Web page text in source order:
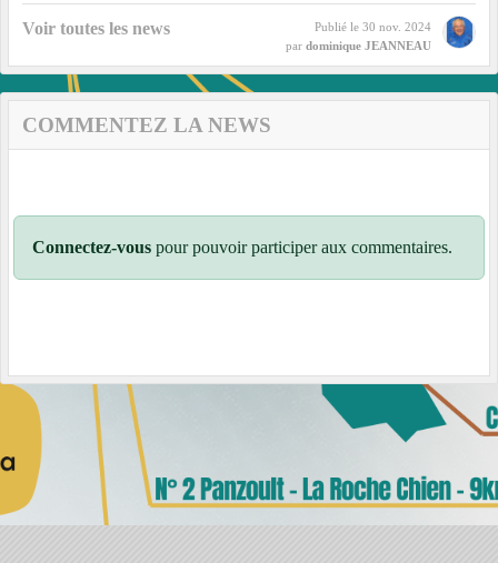
Voir toutes les news Publié le 30 nov. 2024
par dominique JEANNEAU
COMMENTEZ LA NEWS
Connectez-vous pour pouvoir participer aux commentaires.